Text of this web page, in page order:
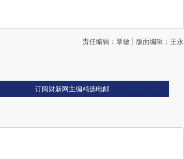
责任编辑：覃敏 | 版面编辑：王永
订阅财新网主编精选电邮